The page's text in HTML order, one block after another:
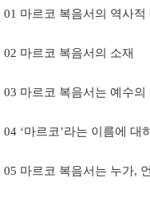
01 마르코 복음서의 역사적
02 마르코 복음서의 소재
03 마르코 복음서는 예수의
04 ‘마르코’라는 이름에 대
05 마르코 복음서는 누가,